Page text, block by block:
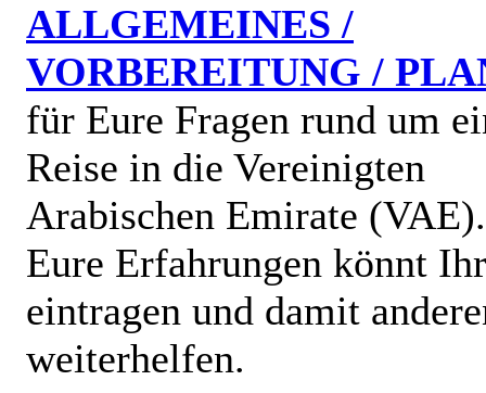
ALLGEMEINES /
VORBEREITUNG /
für Eure Fragen rund um
Reise in die Vereinigten
Arabischen Emirate
Eure Erfahrungen könnt
eintragen und damit
weiterhelfen.